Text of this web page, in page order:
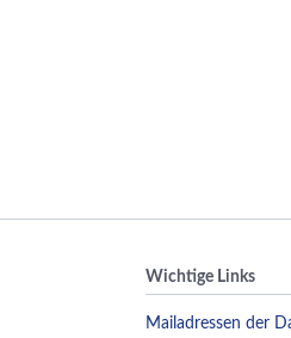
Wichtige Links
Mailadressen der